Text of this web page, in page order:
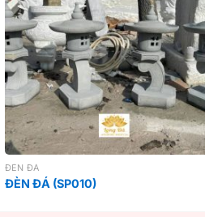
ĐÈN ĐÁ
ĐÈN ĐÁ (SP010)